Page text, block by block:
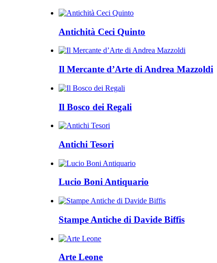
Antichità Ceci Quinto
Il Mercante d’Arte di Andrea Mazzoldi
Il Bosco dei Regali
Antichi Tesori
Lucio Boni Antiquario
Stampe Antiche di Davide Biffis
Arte Leone